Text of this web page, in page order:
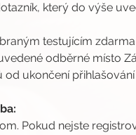
který do výše
testujícím
odběrné místo
ukončení
Pokud nejste